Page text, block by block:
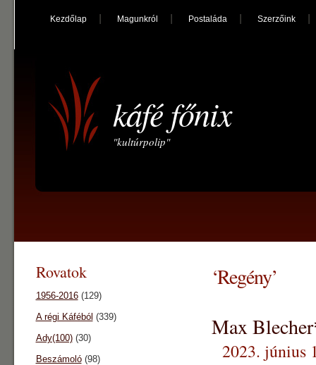
Kezdőlap Magunkról Postaláda Szerzőink
káfé főnix
"kultúrpolip"
‘Regény’
Max
2023. június
Rovatok
1956-2016(129)
A régi Káféból (339)
Ady(100)(30)
Beszámoló(98)